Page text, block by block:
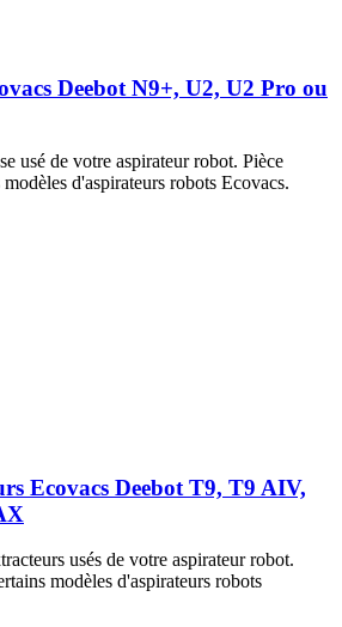
Deebot N9+, U2, U2 Pro ou
usé de votre aspirateur robot. Pièce
d'aspirateurs robots Ecovacs.
Ecovacs Deebot T9, T9 AIV,
usés de votre aspirateur robot.
modèles d'aspirateurs robots